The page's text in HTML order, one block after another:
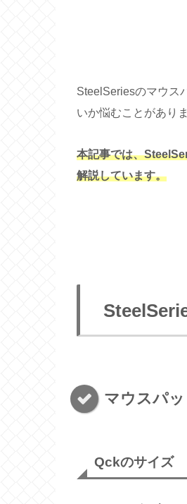
SteelSeriesのマウス
いか悩むことがありま
本記事では、
解説しています。
マウスパ
Qckのサイズ